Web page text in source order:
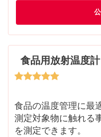
食品用放射温度計
食品の温度管理に最
測定対象物に触れる
を測定できます。